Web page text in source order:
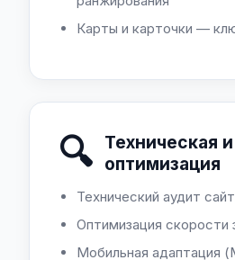
Карты и карточки —
🔍 Техническая
оптимизация
Технический аудит
Оптимизация скорости
Мобильная адаптация